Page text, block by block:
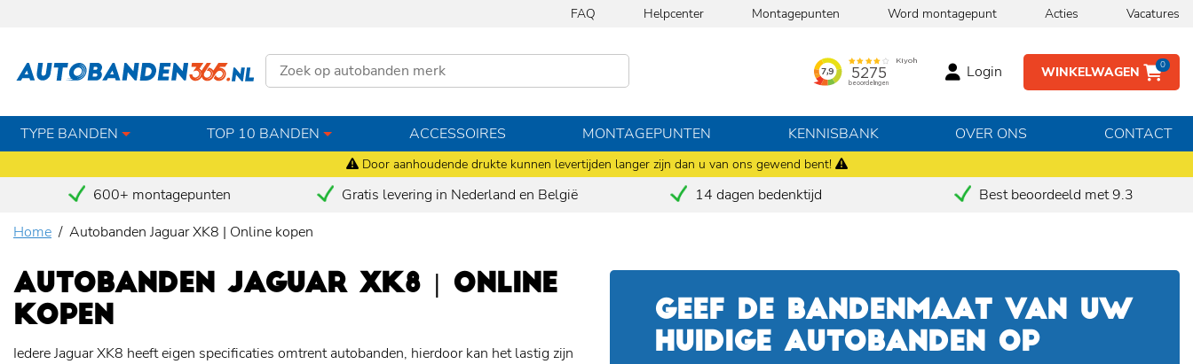
Door aanhoudende drukte kunnen levertijden langer zijn dan u van ons gewend bent!
FAQ Helpcenter Montagepunten Word montagepunt Acties Vacatures
WINKELWAGEN 0
Login
TYPE BANDEN TOP 10 BANDEN ACCESSOIRES MONTAGEPUNTEN KENNISBANK OVER ONS CONTACT
600+ montagepunten Gratis levering in Nederland en België 14 dagen bedenktijd
Best beoordeeld met 9.3
Home
Autobanden Jaguar XK8 | Online kopen
AUTOBANDEN JAGUAR XK8 | ONLINE
KOPEN
Iedere Jaguar XK8 heeft eigen specificaties omtrent autobanden, hierdoor kan het lastig zijn
GEEF DE BANDENMAAT VAN UW
HUIDIGE AUTOBANDEN OP